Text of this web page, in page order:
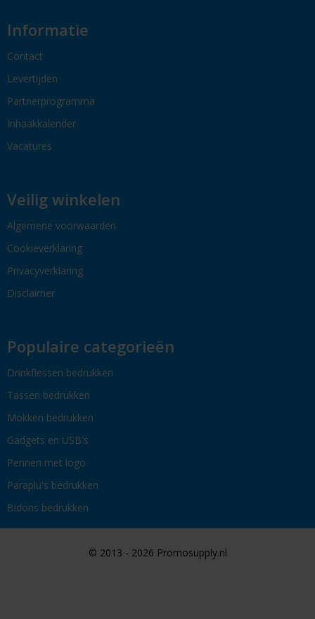
Informatie
Contact
Levertijden
Partnerprogramma
Inhaakkalender
Vacatures
Veilig winkelen
Algemene voorwaarden
Cookieverklaring
Privacyverklaring
Disclaimer
Populaire categorieën
Drinkflessen bedrukken
Tassen bedrukken
Mokken bedrukken
Gadgets en USB's
Pennen met logo
Paraplu's bedrukken
Bidons bedrukken
© 2013 - 2026 Promosupply.nl